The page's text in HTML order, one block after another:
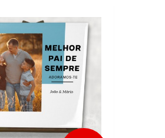
mais info
add à lista